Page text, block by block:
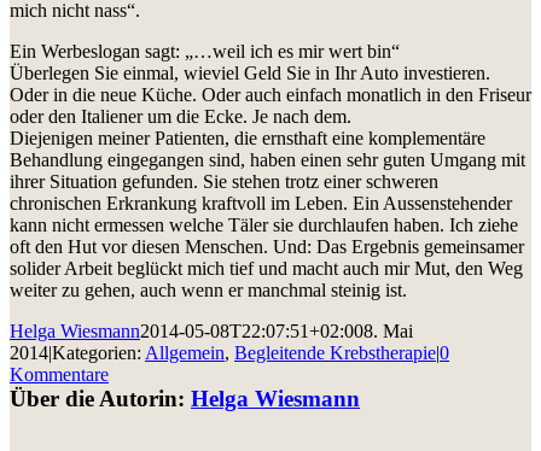
mich nicht nass“.
Ein Werbeslogan sagt: „…weil ich es mir wert bin“
Überlegen Sie einmal, wieviel Geld Sie in Ihr Auto investieren.
Oder in die neue Küche. Oder auch einfach monatlich in den Friseur
oder den Italiener um die Ecke. Je nach dem.
Diejenigen meiner Patienten, die ernsthaft eine komplementäre
Behandlung eingegangen sind, haben einen sehr guten Umgang mit
ihrer Situation gefunden. Sie stehen trotz einer schweren
chronischen Erkrankung kraftvoll im Leben. Ein Aussenstehender
kann nicht ermessen welche Täler sie durchlaufen haben. Ich ziehe
oft den Hut vor diesen Menschen. Und: Das Ergebnis gemeinsamer
solider Arbeit beglückt mich tief und macht auch mir Mut, den Weg
weiter zu gehen, auch wenn er manchmal steinig ist.
Helga Wiesmann2014-05-08T22:07:51+02:008. Mai
2014|Kategorien: Allgemein, Begleitende Krebstherapie|0
Kommentare
Über die Autorin: Helga Wiesmann